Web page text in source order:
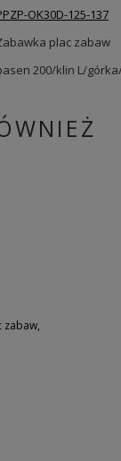
OK30D-125-137
plac zabaw
200/klin L/
zabaw,